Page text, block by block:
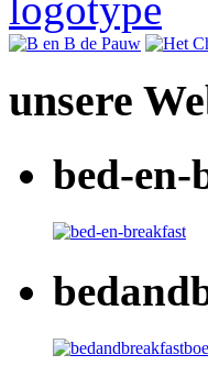
unsere
bed-en-